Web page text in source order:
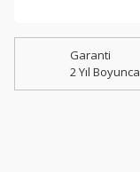
Garanti
2 Yıl Boyunca